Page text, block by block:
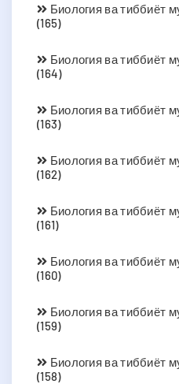
Биология ва тиббиёт
(165)
Биология ва тиббиёт
(164)
Биология ва тиббиёт
(163)
Биология ва тиббиёт
(162)
Биология ва тиббиёт
(161)
Биология ва тиббиёт
(160)
Биология ва тиббиёт
(159)
Биология ва тиббиёт
(158)